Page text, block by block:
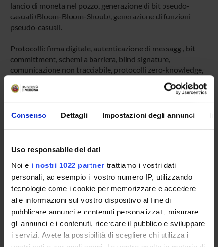
Consenso Dettagli Impostazioni degli annunci
Uso responsabile dei dati
Noi e i nostri 1022 partner trattiamo i vostri dati
personali, ad esempio il vostro numero IP, utilizzando
tecnologie come i cookie per memorizzare e accedere
alle informazioni sul vostro dispositivo al fine di
pubblicare annunci e contenuti personalizzati, misurare
gli annunci e i contenuti, ricercare il pubblico e sviluppare
i servizi. Avete la possibilità di scegliere chi utilizza i
lancio di moneta nel pozzo, generazione di bit pseudo-
casuali (Bloom-Bloom-Shoub), generazione di funzioni
pseudo-casuali.
Protocolli: firma digitale, autenticazione di messaggi, bit
committment, schemi a barriera, blind signature,
comunicazione non tracciabile, protocolli zero-knowledge,
denaro digitale, voto digitale, autenticazione di agenti,
distribuzione di chiavi, certificazione di chiavi.
Sicurezza dei sistemi: Elementi e criteri generali di sicurezza,
Lezione 1: Introduzione al corso, Definizione della materia,
Storia della Crittografia, Dal codice di Cesare a DES, IDEA.
Lezione 2: Elementi di Teoria dei Numeri, Gruppi Zn, Zn*,
Generatori, Logaritmo discreto.
Lezione 3: Elementi di teoria dei numeri, Residuo
quadratico, Simbolo di Legendre, Simbolo di Jacobi,
Esempio di riduzione da radice quadrata a fattorizzazione.
Lezione 4: Crittografia a chiave pubblica, Diffie-Helman,
RSA.